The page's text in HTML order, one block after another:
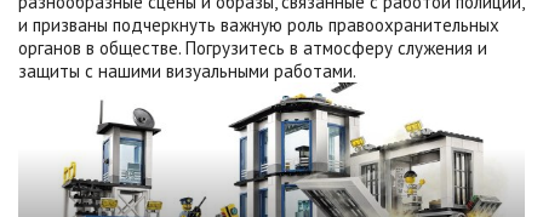
и призваны подчеркнуть важную роль правоохранительных
органов в обществе. Погрузитесь в атмосферу служения и
защиты с нашими визуальными работами.